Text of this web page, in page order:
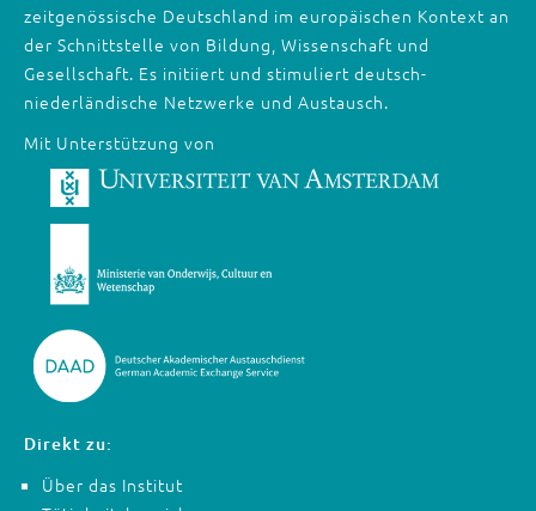
zeitgenössische Deutschland im europäischen Kontext an
der Schnittstelle von Bildung, Wissenschaft und
Gesellschaft. Es initiiert und stimuliert deutsch-
niederländische Netzwerke und Austausch.
Mit Unterstützung von
Direkt zu:
Über das Institut